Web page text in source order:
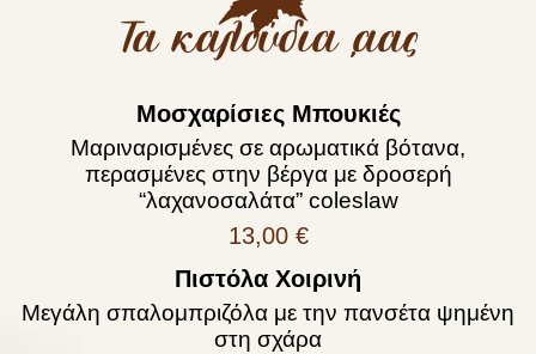
Τα καλούδια ,αας
Μοσχαρίσιες Μπουκιές
Μαριναρισμένες σε αρωματικά βότανα,
περασμένες στην βέργα με δροσερή
“λαχανοσαλάτα” coleslaw
13,00 €
Πιστόλα Χοιρινή
Μεγάλη σπαλομπριζόλα με την πανσέτα ψημένη
στη σχάρα